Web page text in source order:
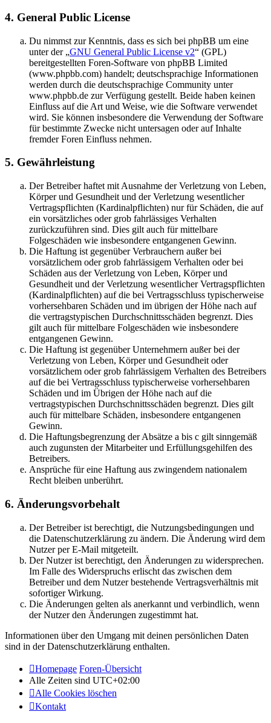
4. General Public License
Du nimmst zur Kenntnis, dass es sich bei phpBB um eine
unter der „GNU General Public License v2“ (GPL)
bereitgestellten Foren-Software von phpBB Limited
(www.phpbb.com) handelt; deutschsprachige Informationen
werden durch die deutschsprachige Community unter
www.phpbb.de zur Verfügung gestellt. Beide haben keinen
Einfluss auf die Art und Weise, wie die Software verwendet
wird. Sie können insbesondere die Verwendung der Software
für bestimmte Zwecke nicht untersagen oder auf Inhalte
fremder Foren Einfluss nehmen.
5. Gewährleistung
Der Betreiber haftet mit Ausnahme der Verletzung von Leben,
Körper und Gesundheit und der Verletzung wesentlicher
Vertragspflichten (Kardinalpflichten) nur für Schäden, die auf
ein vorsätzliches oder grob fahrlässiges Verhalten
zurückzuführen sind. Dies gilt auch für mittelbare
Folgeschäden wie insbesondere entgangenen Gewinn.
Die Haftung ist gegenüber Verbrauchern außer bei
vorsätzlichem oder grob fahrlässigem Verhalten oder bei
Schäden aus der Verletzung von Leben, Körper und
Gesundheit und der Verletzung wesentlicher Vertragspflichten
(Kardinalpflichten) auf die bei Vertragsschluss typischerweise
vorhersehbaren Schäden und im übrigen der Höhe nach auf
die vertragstypischen Durchschnittsschäden begrenzt. Dies
gilt auch für mittelbare Folgeschäden wie insbesondere
entgangenen Gewinn.
Die Haftung ist gegenüber Unternehmern außer bei der
Verletzung von Leben, Körper und Gesundheit oder
vorsätzlichem oder grob fahrlässigem Verhalten des Betreibers
auf die bei Vertragsschluss typischerweise vorhersehbaren
Schäden und im Übrigen der Höhe nach auf die
vertragstypischen Durchschnittsschäden begrenzt. Dies gilt
auch für mittelbare Schäden, insbesondere entgangenen
Gewinn.
Die Haftungsbegrenzung der Absätze a bis c gilt sinngemäß
auch zugunsten der Mitarbeiter und Erfüllungsgehilfen des
Betreibers.
Ansprüche für eine Haftung aus zwingendem nationalem
Recht bleiben unberührt.
6. Änderungsvorbehalt
Der Betreiber ist berechtigt, die Nutzungsbedingungen und
die Datenschutzerklärung zu ändern. Die Änderung wird dem
Nutzer per E-Mail mitgeteilt.
Der Nutzer ist berechtigt, den Änderungen zu widersprechen.
Im Falle des Widerspruchs erlischt das zwischen dem
Betreiber und dem Nutzer bestehende Vertragsverhältnis mit
sofortiger Wirkung.
Die Änderungen gelten als anerkannt und verbindlich, wenn
der Nutzer den Änderungen zugestimmt hat.
Informationen über den Umgang mit deinen persönlichen Daten
sind in der Datenschutzerklärung enthalten.
Homepage Foren-Übersicht
Alle Zeiten sind UTC+02:00
Alle Cookies löschen
Kontakt